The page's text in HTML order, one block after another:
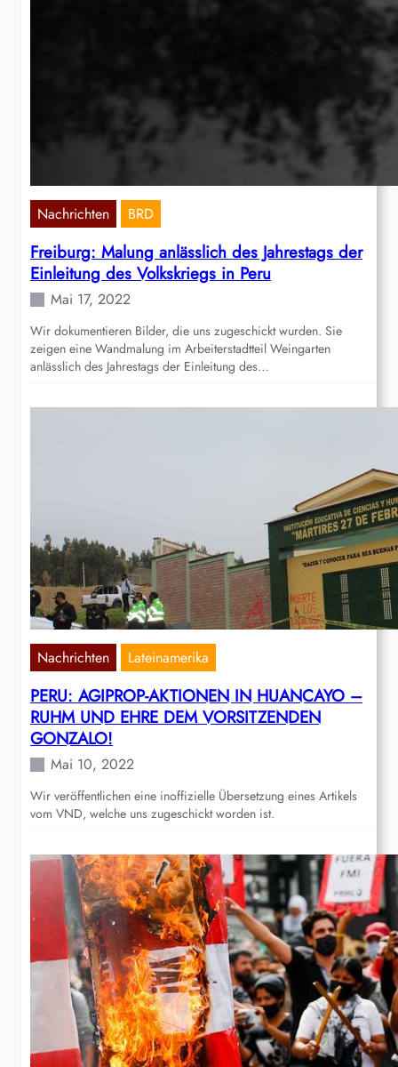
Nachrichten BRD
Freiburg: Malung anlässlich des Jahrestags der
Einleitung des Volkskriegs in Peru
Mai 17, 2022
Wir dokumentieren Bilder, die uns zugeschickt wurden. Sie
zeigen eine Wandmalung im Arbeiterstadtteil Weingarten
anlässlich des Jahrestags der Einleitung des…
Nachrichten Lateinamerika
PERU: AGIPROP-AKTIONEN IN HUANCAYO –
RUHM UND EHRE DEM VORSITZENDEN
GONZALO!
Mai 10, 2022
Wir veröffentlichen eine inoffizielle Übersetzung eines Artikels
vom VND, welche uns zugeschickt worden ist.